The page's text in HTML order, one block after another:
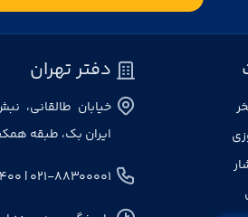
دفتر تهران
خیابان طالقانی،
ایران بک، طبقه
۰۲۱-۸۸۳۰۰۰۰۱ | ۰۲۱-۸۸۸۳۰۴۰۰